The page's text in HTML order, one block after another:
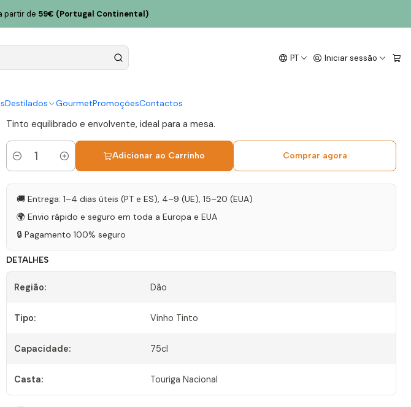
PT Iniciar sessão
Destilados GourmetPromoçõesContactos
partir de 59€ (Portugal Continental)
Tinto 75cl
Quinta de Saes Caniças Touriga
|
Tinto equilibrado e envolvente, ideal para a mesa.
Quantidade
Adicionar ao Carrinho Comprar agora
🚚 Entrega: 1–4 dias úteis (PT e ES), 4–9 (UE), 15–20 (EUA)
🌍 Envio rápido e seguro em toda a Europa e EUA
🔒 Pagamento 100% seguro
DETALHES
Região: Dão
Tipo: Vinho Tinto
Capacidade: 75cl
Casta: Touriga Nacional